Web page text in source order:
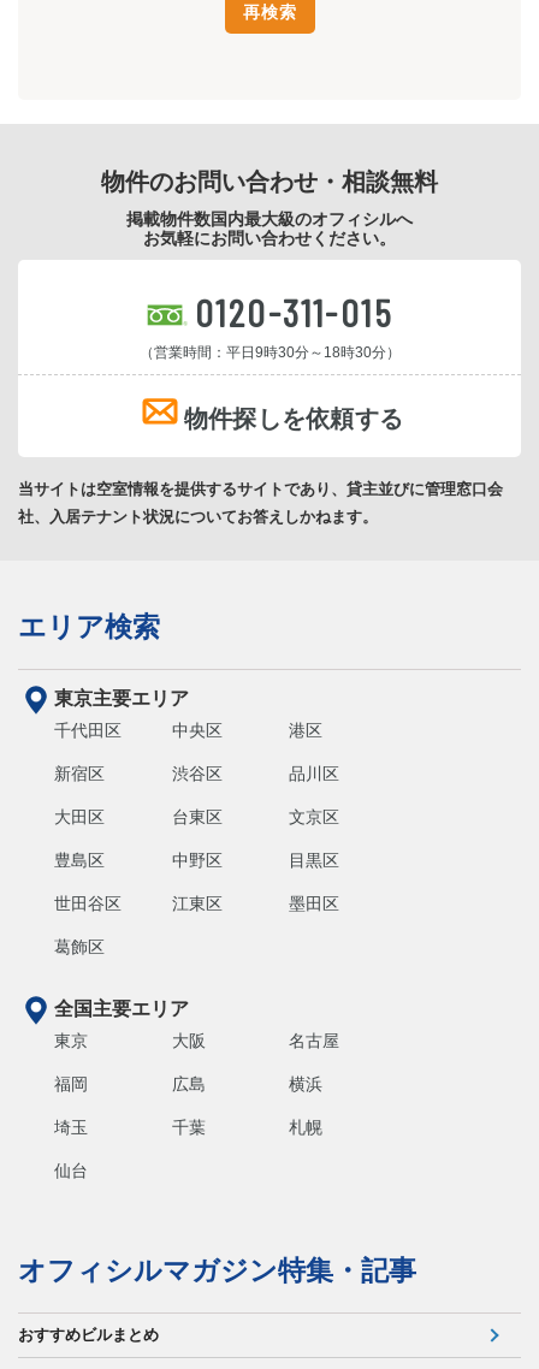
物件のお問い合わせ・相談無料
掲載物件数国内最大級のオフィシルへ
お気軽にお問い合わせください。
0120-311-015
（営業時間：平日9時30分～18時30分）
物件探しを依頼する
当サイトは空室情報を提供するサイトであり、貸主並びに管理窓口会
社、入居テナント状況についてお答えしかねます。
エリア検索
東京主要エリア
千代田区 中央区 港区
新宿区 渋谷区 品川区
大田区 台東区 文京区
豊島区 中野区 目黒区
世田谷区 江東区 墨田区
葛飾区
全国主要エリア
東京 大阪 名古屋
福岡 広島 横浜
埼玉 千葉 札幌
仙台
オフィシルマガジン特集・記事
おすすめビルまとめ